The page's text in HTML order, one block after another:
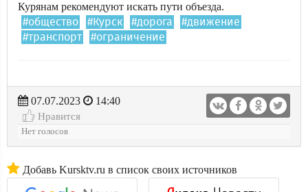
Курянам рекомендуют искать пути объезда.
#общество #Курск #дорога
#движение
#транспорт
#ограничение
07.07.2023
14:40
Нравится
Нет голосов
Добавь Kursktv.ru в список своих источников